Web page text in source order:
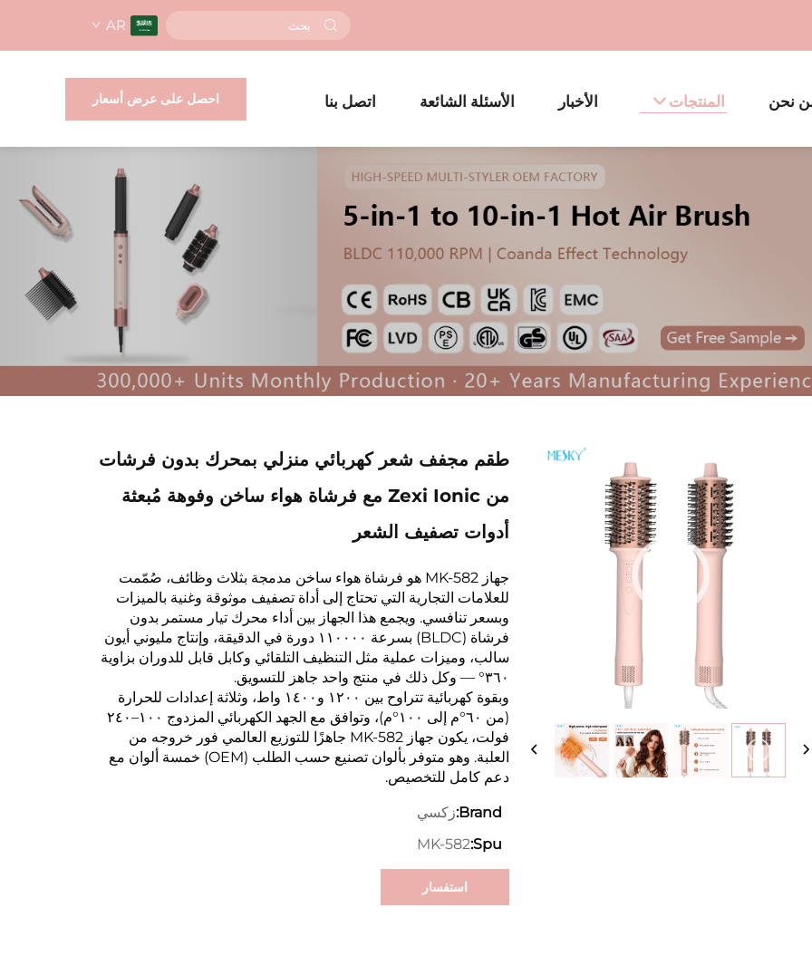
AR
نحن المنتجات الأخبار الأسئلة الشائعة اتصل بنا احصل على عرض أسعار
طقم مجفف شعر كهربائي منزلي بمحرك بدون فرشات
من Zexi Ionic مع فرشاة هواء ساخن وفوهة مُبعثة
أدوات تصفيف الشعر
جهاز MK-582 هو فرشاة هواء ساخن مدمجة بثلاث وظائف، صُمّمت
للعلامات التجارية التي تحتاج إلى أداة تصفيف موثوقة وغنية بالميزات
وبسعر تنافسي. ويجمع هذا الجهاز بين أداء محرك تيار مستمر بدون
فرشاة (BLDC) بسرعة ١١٠٠٠٠ دورة في الدقيقة، وإنتاج مليوني أيون
سالب، وميزات عملية مثل التنظيف التلقائي وكابل قابل للدوران بزاوية
٣٦٠° — وكل ذلك في منتج واحد جاهز للتسويق.
وبقوة كهربائية تتراوح بين ١٢٠٠ و١٤٠٠ واط، وثلاثة إعدادات للحرارة
(من ٦٠°م إلى ١٠٠°م)، وتوافق مع الجهد الكهربائي المزدوج ١٠٠–٢٤٠
فولت، يكون جهاز MK-582 جاهزًا للتوزيع العالمي فور خروجه من
العلبة. وهو متوفر بألوان تصنيع حسب الطلب (OEM) خمسة ألوان مع
دعم كامل للتخصيص.
Brand: زكسي
Spu:
MK-582
استفسار